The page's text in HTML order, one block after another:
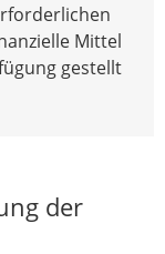
Mittel
gestellt
der